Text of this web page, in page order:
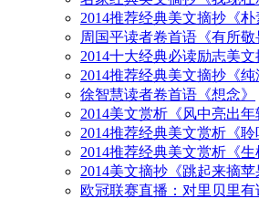
2014推荐经典美文摘抄《朴
周国平读者卷首语《有所敬
2014十大经典必读励志美文
2014推荐经典美文摘抄《纯
徐智慧读者卷首语《想念》
2014美文赏析《风中亮出年
2014推荐经典美文赏析《聆
2014推荐经典美文赏析《生
2014美文摘抄《跳起来摘苹
欧冠联赛直播：对里贝里